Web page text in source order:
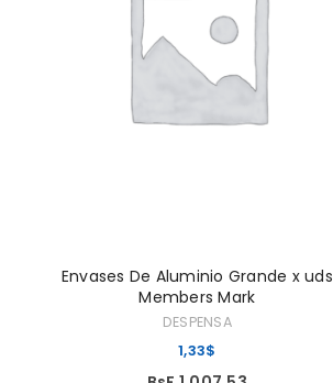
DESPENSA
Envases De Aluminio Grande x uds
Members Mark
1,33$